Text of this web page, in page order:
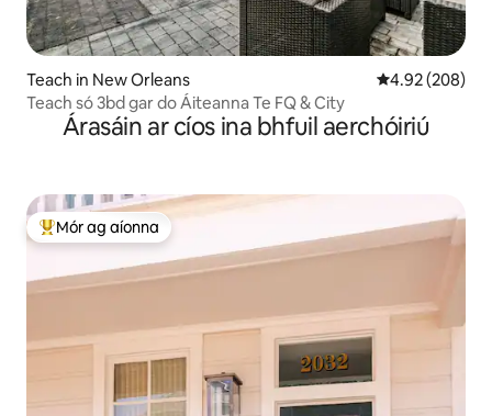
Teach in New Orleans Meánrátáil
4.92 (208)
Teach só 3bd gar do Áiteanna Te FQ & City
Árasáin ar cíos ina bhfuil aerchóiriú
An-mhór ag aíonna
Mór ag aíonna